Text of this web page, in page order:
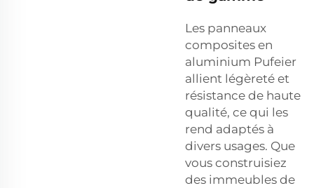
Les panneaux
composites en
aluminium Pufeier
allient légèreté et
résistance de haute
qualité, ce qui les
rend adaptés à
divers usages. Que
vous construisiez
des immeubles de